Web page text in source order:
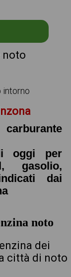
noto
intorno
oggi per
gasolio,
dai
noto
dei
città di noto